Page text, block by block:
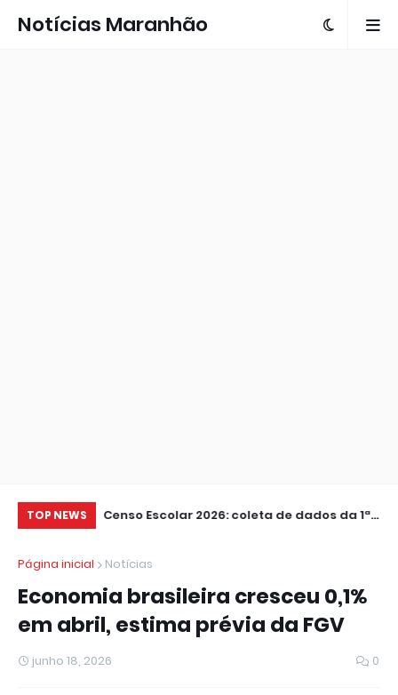
Notícias Maranhão
TOP NEWS
são
Censo Escolar 2026: coleta de dados da 1ª
Página inicial
Notícias
Economia brasileira cresceu 0,1%
em abril, estima prévia da FGV
junho 18, 2026 0